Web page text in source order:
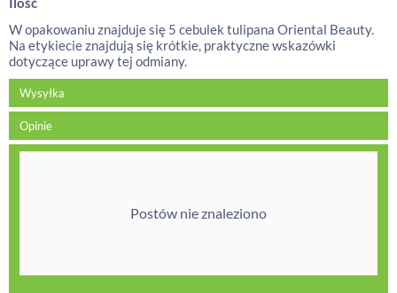
W opakowaniu znajduje się 5 cebulek tulipana Oriental Beauty.
Na etykiecie znajdują się krótkie, praktyczne wskazówki
dotyczące uprawy tej odmiany.
Wysyłka
Opinie
Postów nie znaleziono